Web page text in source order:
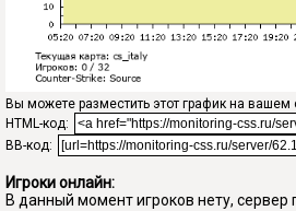
Вы можете разместить этот график на вашем
HTML-код:
BB-код:
Игроки онлайн:
В данный момент игроков нету, сервер